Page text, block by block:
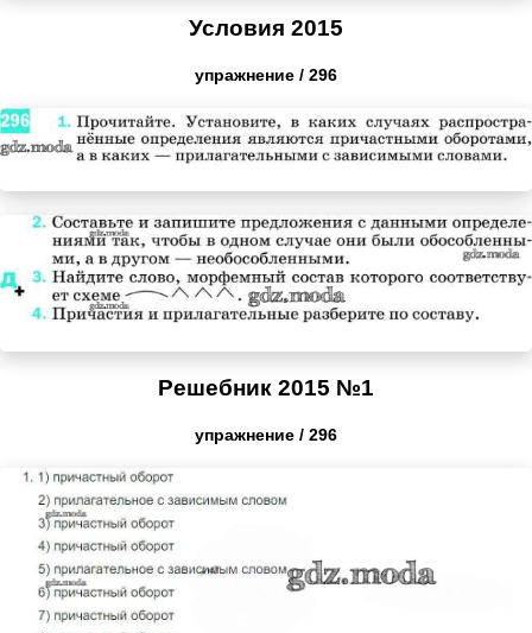
Условия 2015
упражнение / 296
Решебник 2015 №1
упражнение / 296